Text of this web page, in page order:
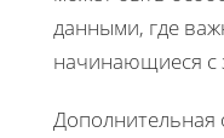
данными, где
начинающиеся с
Дополнительная